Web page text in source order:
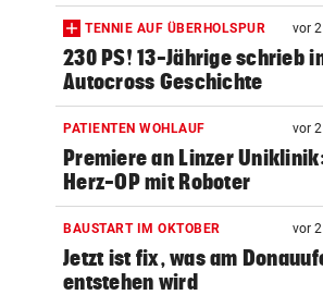
TENNIE AUF ÜBERHOLSPUR vor
230 PS! 13-Jährige schrieb
Autocross Geschichte
PATIENTEN WOHLAUF vor
Premiere an Linzer
Herz-OP mit Roboter
BAUSTART IM OKTOBER vor
Jetzt ist fix, was am
entstehen wird